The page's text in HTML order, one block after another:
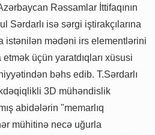
Rəssamlar İttifaqının
Sərdarlı isə sərgi iştirakçılarına
istənilən mədəni irs elementlərini
üçün yaratdıqları xüsusi
bəhs edib. T.Sərdarlı
3D mühəndislik
abidələrin "memarlıq
mühitinə necə uğurla